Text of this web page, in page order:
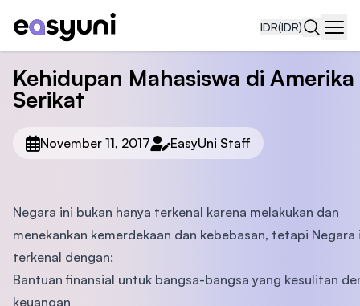
IDR(IDR)
Kehidupan Mahasiswa di Amerika
Serikat
November 11, 2017 EasyUni Staff
Negara ini bukan hanya terkenal karena melakukan dan
menekankan kemerdekaan dan kebebasan, tetapi Negara
terkenal dengan:
Bantuan finansial untuk bangsa-bangsa yang kesulitan
keuangan